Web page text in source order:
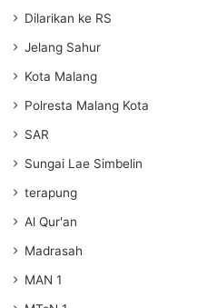
Dilarikan ke RS
Jelang Sahur
Kota Malang
Polresta Malang Kota
SAR
Sungai Lae Simbelin
terapung
Al Qur'an
Madrasah
MAN 1